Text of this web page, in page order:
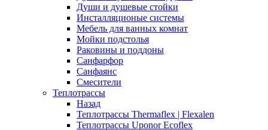
Души и душевые стойки
Инсталляционые системы
Мебель для ванных комнат
Мойки подстолья
Раковины и поддоны
Санфарфор
Санфаянс
Смесители
Теплотрассы
Назад
Теплотрассы Thermaflex | Flexalen
Теплотрассы Uponor Ecoflex